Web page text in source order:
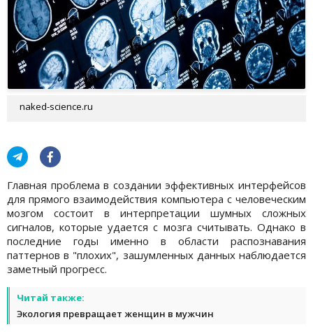
naked-science.ru
Главная проблема в создании эффективных интерфейсов
для прямого взаимодействия компьютера с человеческим
мозгом состоит в интерпретации шумных сложных
сигналов, которые удается с мозга считывать. Однако в
последние годы именно в области распознавания
паттернов в "плохих", зашумленных данных наблюдается
заметный прогресс.
Читай также:
Экология превращает женщин в мужчин